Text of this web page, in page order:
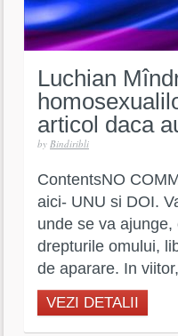
Luchian
articol daca
by Bindiribli
ContentsNO
aici- UNU si DOI.
unde se va
drepturile omului,
de aparare. In
VEZI DETALII